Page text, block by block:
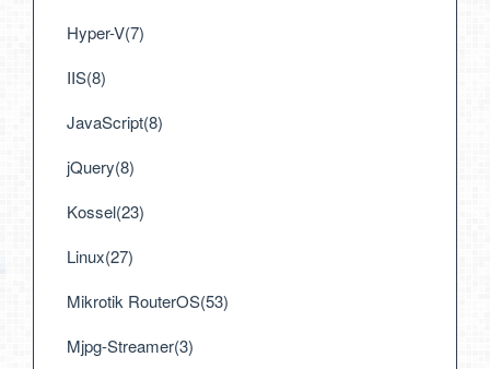
Hyper-V(7)
IIS(8)
JavaScript(8)
jQuery(8)
Kossel(23)
Linux(27)
Mikrotik RouterOS(53)
Mjpg-Streamer(3)